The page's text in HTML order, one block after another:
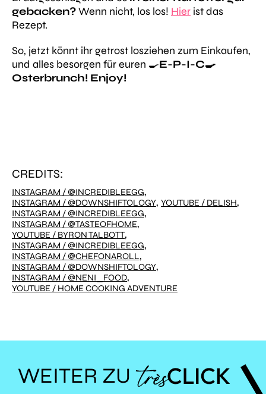
gebacken?Wenn nicht, los los! Hier ist das
Rezept.
So, jetzt könnt ihr getrost losziehen zum Einkaufen,
und alles besorgen für euren 🍳E-P-I-C🍳
Osterbrunch! Enjoy!
CREDITS:
INSTAGRAM / @INCREDIBLEEGG,
INSTAGRAM / @DOWNSHIFTOLOGY, YOUTUBE / DELISH,
INSTAGRAM / @INCREDIBLEEGG,
INSTAGRAM / @TASTEOFHOME,
YOUTUBE / BYRON TALBOTT,
INSTAGRAM / @INCREDIBLEEGG,
INSTAGRAM / @CHEFONAROLL,
INSTAGRAM / @DOWNSHIFTOLOGY,
INSTAGRAM / @NENI_FOOD,
YOUTUBE / HOME COOKING ADVENTURE
WEITER ZU